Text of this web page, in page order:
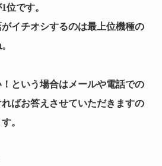
位です。
イチオシするのは最上位機種の
という場合はメールや電話での
ばお答えさせていただきますの
。